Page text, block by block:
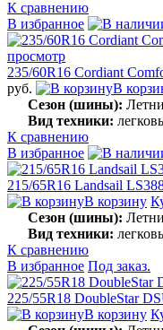
К сравнению
В избранное
просмотр
235/60R16 Cordiant
руб.
В
Сезон (шины):
Вид техники:
К сравнению
В избранное
215/65R16 Landsail
В корзину
Сезон (шины):
Вид техники:
К сравнению
В избранное Под заказ.
225/55R18 DoubleStar
В корзину